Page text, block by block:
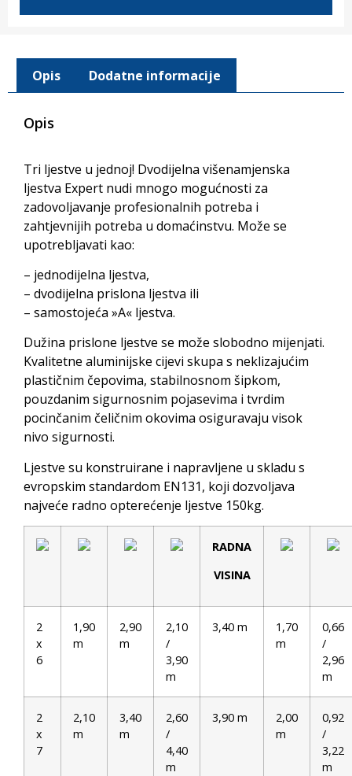
Opis Dodatne informacije
Opis
Tri ljestve u jednoj! Dvodijelna višenamjenska
ljestva Expert nudi mnogo mogućnosti za
zadovoljavanje profesionalnih potreba i
zahtjevnijih potreba u domaćinstvu. Može se
upotrebljavati kao:
– jednodijelna ljestva,
– dvodijelna prislona ljestva ili
– samostojeća »A« ljestva.
Dužina prislone ljestve se može slobodno mijenjati.
Kvalitetne aluminijske cijevi skupa s neklizajućim
plastičnim čepovima, stabilnosnom šipkom,
pouzdanim sigurnosnim pojasevima i tvrdim
pocinčanim čeličnim okovima osiguravaju visok
nivo sigurnosti.
Ljestve su konstruirane i napravljene u skladu s
evropskim standardom EN131, koji dozvoljava
najveće radno opterećenje ljestve 150kg.
RADNA
VISINA
2
x
6
1,90
m
2,90
m
2,10
/
3,90
m
3,40 m
1,70
m
0,66
/
2,96
m
2
x
7
2,10
m
3,40
m
2,60
/
4,40
m
3,90 m
2,00
m
0,92
/
3,22
m